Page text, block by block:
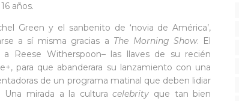
años.
Green y el sanbenito de ‘novia de América’,
a sí misma gracias a The Morning Show. El
Reese Witherspoon– las llaves de su recién
para que abanderara su lanzamiento con una
de un programa matinal que deben lidiar
Una mirada a la culturacelebrity que tan bien